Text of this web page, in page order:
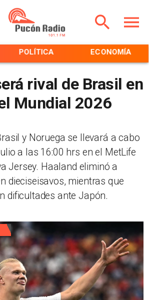
POLÍTICA ECONOMÍA
rival de Brasil en
Mundial 2026
y Noruega se llevará a cabo
a las 16:00 hrs en el MetLife
Jersey. Haaland eliminó a
dieciseisavos, mientras que
dificultades ante Japón.